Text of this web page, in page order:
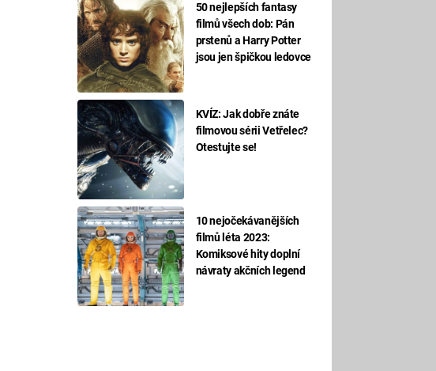
50 nejlepších fantasy
filmů všech dob: Pán
prstenů a Harry Potter
jsou jen špičkou ledovce
KVÍZ: Jak dobře znáte
filmovou sérii Vetřelec?
Otestujte se!
10 nejočekávanějších
filmů léta 2023:
Komiksové hity doplní
návraty akčních legend